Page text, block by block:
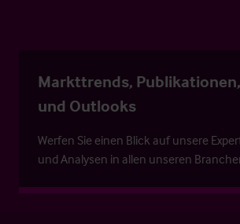
Markttrends,
und Outlooks
Werfen Sie einen Blick auf unsere
und Analysen in allen unseren